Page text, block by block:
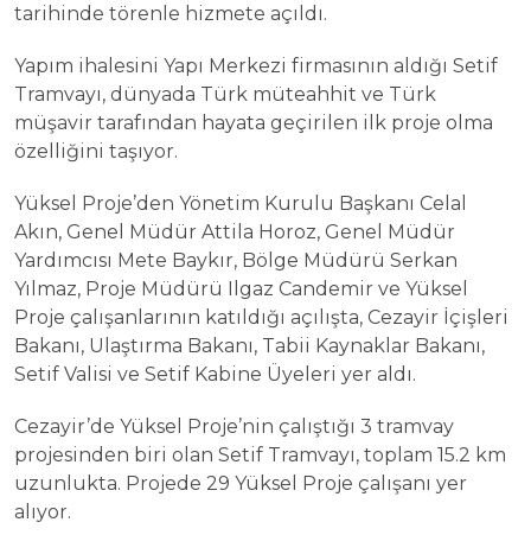
tarihinde törenle hizmete açıldı.
Yapım ihalesini Yapı Merkezi firmasının aldığı Setif
Tramvayı, dünyada Türk müteahhit ve Türk
müşavir tarafından hayata geçirilen ilk proje olma
özelliğini taşıyor.
Yüksel Proje’den Yönetim Kurulu Başkanı Celal
Akın, Genel Müdür Attila Horoz, Genel Müdür
Yardımcısı Mete Baykır, Bölge Müdürü Serkan
Yılmaz, Proje Müdürü Ilgaz Candemir ve Yüksel
Proje çalışanlarının katıldığı açılışta, Cezayir İçişleri
Bakanı, Ulaştırma Bakanı, Tabii Kaynaklar Bakanı,
Setif Valisi ve Setif Kabine Üyeleri yer aldı.
Cezayir’de Yüksel Proje’nin çalıştığı 3 tramvay
projesinden biri olan Setif Tramvayı, toplam 15.2 km
uzunlukta. Projede 29 Yüksel Proje çalışanı yer
alıyor.